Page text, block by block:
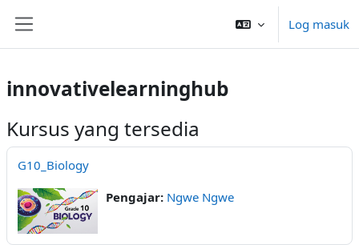
Log masuk
innovativelearninghub
Kursus yang tersedia
G10_Biology
Pengajar: Ngwe Ngwe